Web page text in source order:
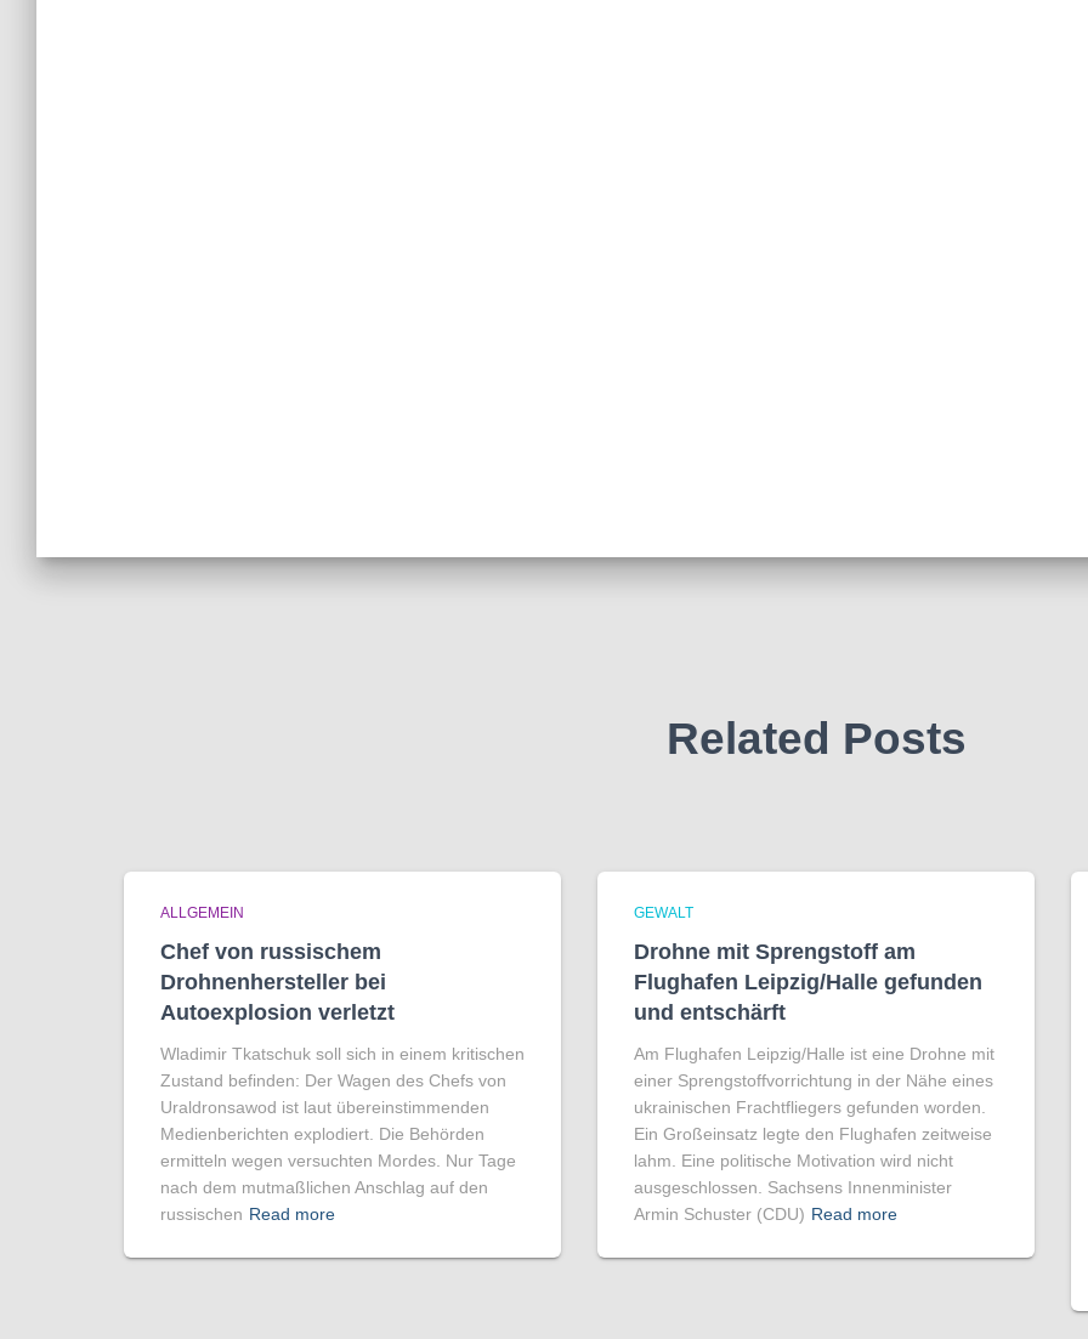
Related Posts
ALLGEMEIN
Chef von russischem
Drohnenhersteller bei
Autoexplosion verletzt
Wladimir Tkatschuk soll sich in einem kritischen
Zustand befinden: Der Wagen des Chefs von
Uraldronsawod ist laut übereinstimmenden
Medienberichten explodiert. Die Behörden
ermitteln wegen versuchten Mordes. Nur Tage
nach dem mutmaßlichen Anschlag auf den
russischen Read more
GEWALT
Drohne mit Sprengstoff am
Flughafen Leipzig/Halle gefunden
und entschärft
Am Flughafen Leipzig/Halle ist eine Drohne mit
einer Sprengstoffvorrichtung in der Nähe eines
ukrainischen Frachtfliegers gefunden worden.
Ein Großeinsatz legte den Flughafen zeitweise
lahm. Eine politische Motivation wird nicht
ausgeschlossen. Sachsens Innenminister
Armin Schuster (CDU) Read more